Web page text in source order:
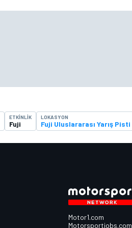
ETKINLIK
Fuji
LOKASYON
Fuji Uluslararası Yarış Pisti
Motor1.com
Motorsportjobs.com